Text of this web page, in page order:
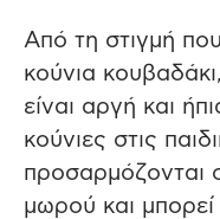
Από τη στιγμή
κούνια
είναι αργή και
κούνιες στις
προσαρμόζονται
μωρού και μπορεί